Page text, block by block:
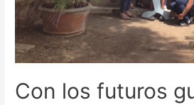
Con los futuros